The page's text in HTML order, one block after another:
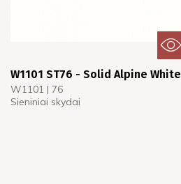
W1101 ST76 - Solid Alpine White
W1101 | 76
Sieniniai skydai